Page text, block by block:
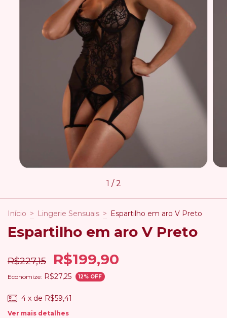
1 /2
Início > Lingerie Sensuais > Espartilho em aro V Preto
Espartilho em aro V Preto
R$227,15 R$199,90
Economize: R$27,25 12% OFF
4 x de R$59,41
Ver mais detalhes